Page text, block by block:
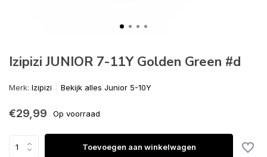
Izipizi JUNIOR 7-11Y Golden Green #d
Merk: Izipizi Bekijk alles Junior 5-10Y
€29,99 Op voorraad
Toevoegen aan winkelwagen